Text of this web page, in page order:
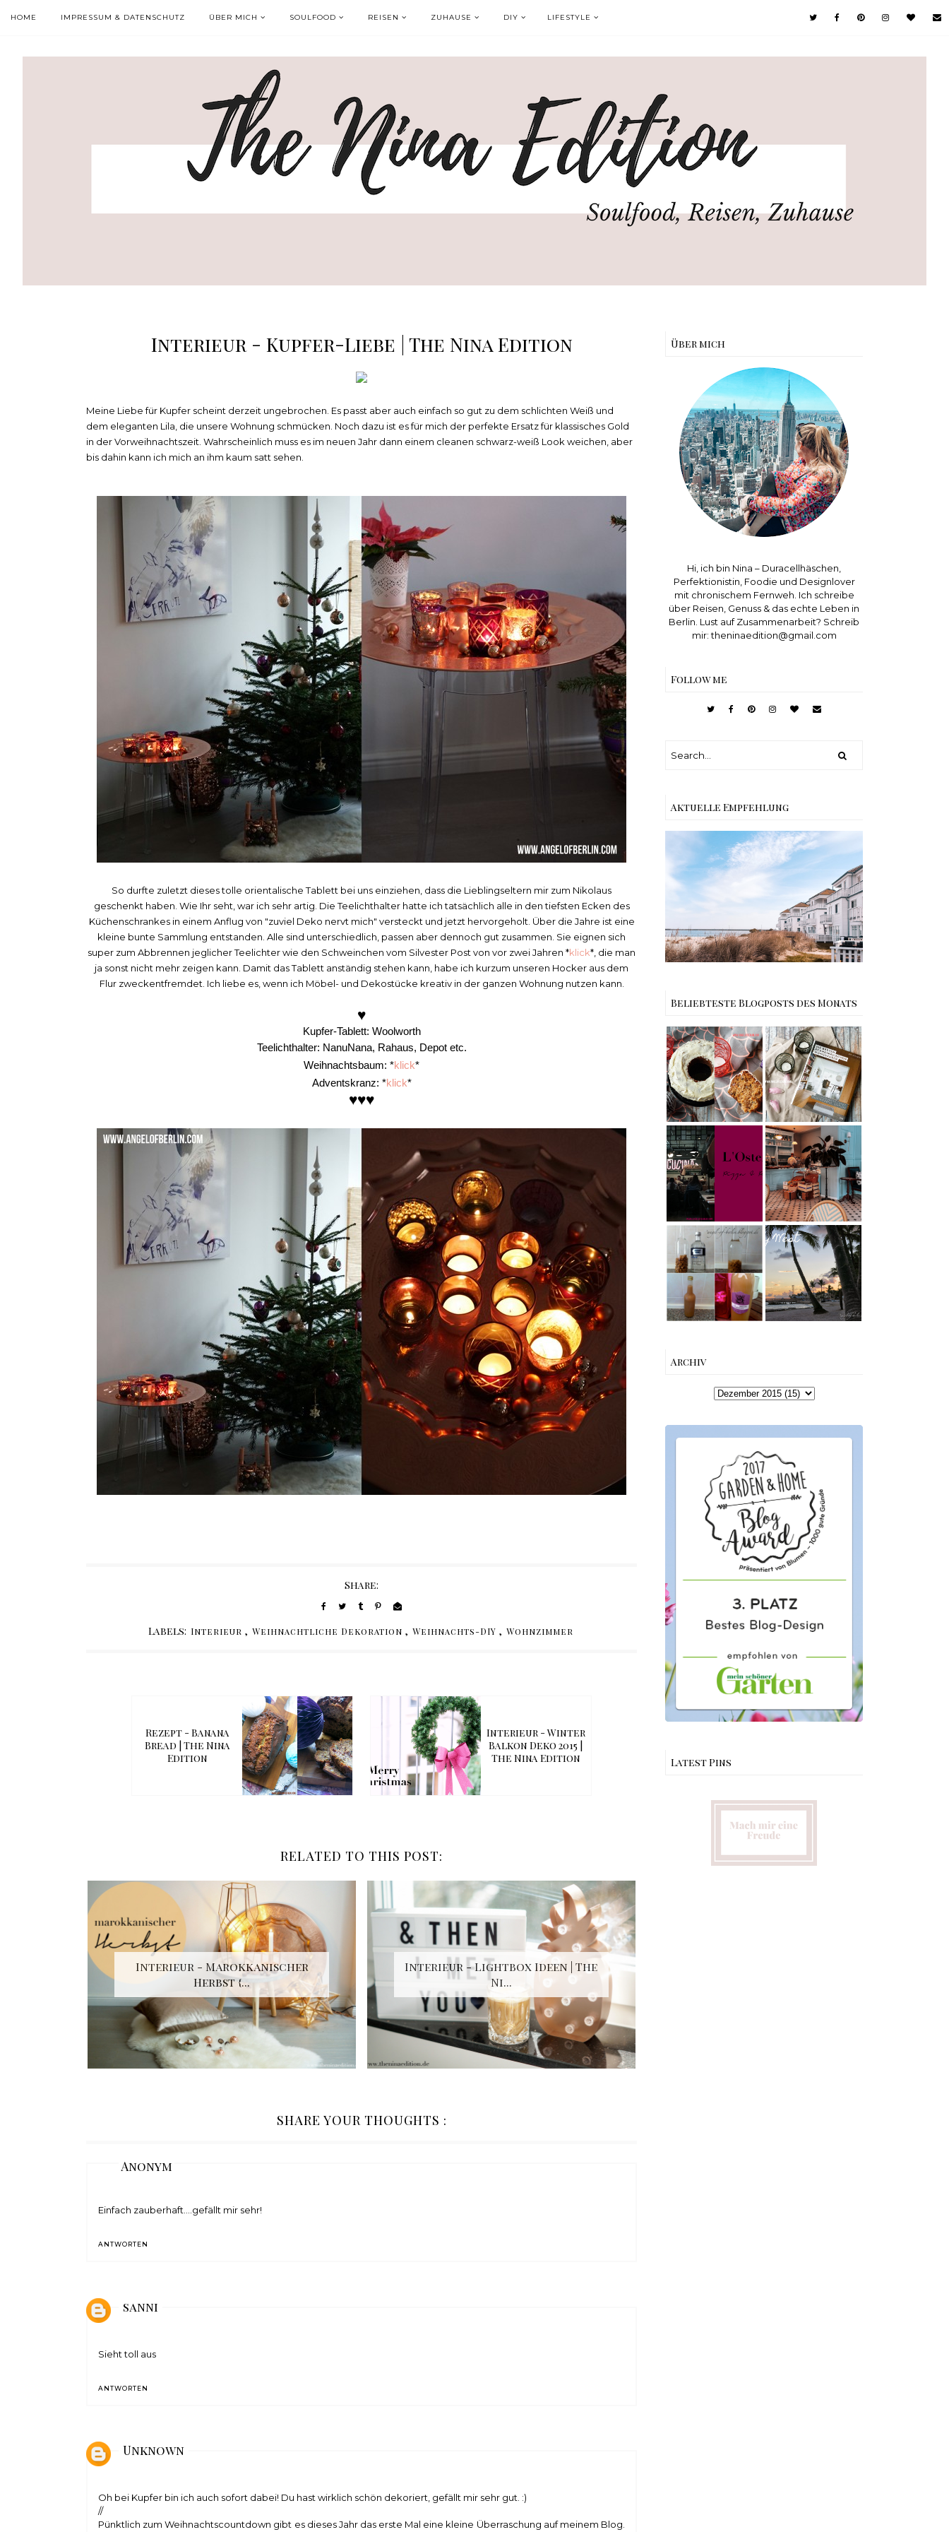
HOME IMPRESSUM & DATENSCHUTZ ÜBER MICH SOULFOOD REISEN ZUHAUSE DIY LIFESTYLE
Interieur - Kupfer-Liebe | The Nina Edition
Meine Liebe für Kupfer scheint derzeit ungebrochen. Es passt aber auch einfach so gut zu dem schlichten Weiß und
dem eleganten Lila, die unsere Wohnung schmücken. Noch dazu ist es für mich der perfekte Ersatz für klassisches Gold
in der Vorweihnachtszeit. Wahrscheinlich muss es im neuen Jahr dann einem cleanen schwarz-weiß Look weichen, aber
bis dahin kann ich mich an ihm kaum satt sehen.
So durfte zuletzt dieses tolle orientalische Tablett bei uns einziehen, dass die Lieblingseltern mir zum Nikolaus
geschenkt haben. Wie Ihr seht, war ich sehr artig. Die Teelichthalter hatte ich tatsächlich alle in den tiefsten Ecken des
Küchenschrankes in einem Anflug von "zuviel Deko nervt mich" versteckt und jetzt hervorgeholt. Über die Jahre ist eine
kleine bunte Sammlung entstanden. Alle sind unterschiedlich, passen aber dennoch gut zusammen. Sie eignen sich
super zum Abbrennen jeglicher Teelichter wie den Schweinchen vom Silvester Post von vor zwei Jahren *klick*, die man
ja sonst nicht mehr zeigen kann. Damit das Tablett anständig stehen kann, habe ich kurzum unseren Hocker aus dem
Flur zweckentfremdet. Ich liebe es, wenn ich Möbel- und Dekostücke kreativ in der ganzen Wohnung nutzen kann.
♥
Kupfer-Tablett: Woolworth
Teelichthalter: NanuNana, Rahaus, Depot etc.
Weihnachtsbaum: *klick*
Adventskranz: *klick*
♥♥♥
Share:
Labels: Interieur , Weihnachtliche Dekoration , Weihnachts-DIY , Wohnzimmer
Rezept - Banana
Bread | The Nina
Edition
Interieur - Winter
Balkon Deko 2015 |
The Nina Edition
RELATED TO THIS POST:
Interieur - Marokkanischer
Herbst {...
Interieur - Lightbox Ideen | The
Ni...
SHARE YOUR THOUGHTS :
Anonym
Einfach zauberhaft....gefällt mir sehr!
ANTWORTEN
sanni
Sieht toll aus
ANTWORTEN
Unknown
Oh bei Kupfer bin ich auch sofort dabei! Du hast wirklich schön dekoriert, gefällt mir sehr gut. :)
//
Pünktlich zum Weihnachtscountdown gibt es dieses Jahr das erste Mal eine kleine Überraschung auf meinem Blog.
Über mich
Hi, ich bin Nina – Duracellhäschen,
Perfektionistin, Foodie und Designlover
mit chronischem Fernweh. Ich schreibe
über Reisen, Genuss & das echte Leben in
Berlin. Lust auf Zusammenarbeit? Schreib
mir: theninaedition@gmail.com
Follow me
Aktuelle Empfehlung
Reisen - Schleiregion
Beliebteste Blogposts des Monats
Rezept |
Weltbester
Carrot Cake
mit Cream
Cheese
Frosting nach
Cynthia
Barcomi –
einfach &
saftig
Buchtipps - Die
besten
Skandinavische
n Wohnhäuser |
The Nina
Edition
My Berlin -
L'Osteria | The
Nina Edition
Berlin | Café
L’Berg –
Französischer
Charme mitten
in Berlin-
Wilmersdorf
Rezept |
Karamell-
Wodka selber
machen –
einfaches
Rezept &
Geschenkidee
Reisen - Florida
Roadtrip Part II:
Miami South
Beach bis Key
West | The Nina
Edition
Archiv
Latest Pins